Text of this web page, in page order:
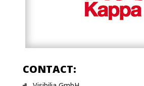
CONTACT: